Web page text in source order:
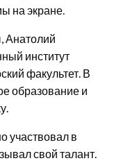
на экране.
Анатолий
институт
факультет. В
образование и
участвовал в
свой талант.